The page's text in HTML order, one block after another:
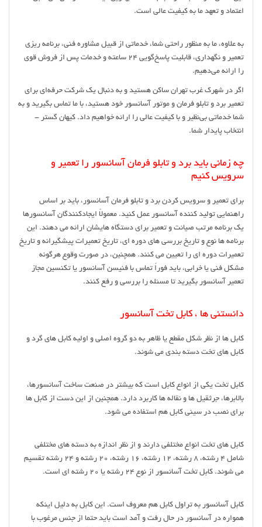
اعتماد و تعهد ما به کیفیت عالی است.
به علاوه، ما به منظور راحتی شما، خدماتی از قبیل مشاوره فنی، برنامه ریزی
تعمیر و نگهداری، قابلیت پاسخ‌گویی ۲۴ ساعته و خدمات پس از فروش قوی
را ارائه می‌دهیم.
اگر در شهرک غرب تهران ساکن هستید و به دنبال یک شرکت حرفه‌ای برای
تعمیر برد و تابلو فرمان و موتور آسانسور خود هستید، با ما تماس بگیرید و به
شما خدماتی بی‌نظیر و با کیفیت عالی را ارائه خواهیم داد. کیهان گستر -
انتخاب پایدار شما.
چه زمانی باید برد و تابلو فرمان آسانسور را تعمیر و
سرویس کنیم
برای تعمیر و سرویس کردن برد و تابلو فرمان آسانسور، باید بر اساس
راهنمایی تولید کننده آسانسور عمل کنید. معمولاً ایجادکنندگان آسانسورها
یک برنامه مرتب صیانت و تعمیر برای دستگاه هایشان ارائه می دهند. این
برنامه ها نوع و تاریخ بررسی های دوره ای، تاریخ تعمیرات پیشگیرانه و تاریخ
تعمیرات دوره ای را تعیین می کنند. همچنین، در صورت وقوع هرگونه
مشکل فنی یا خرابی، باید فوراً تماس با فنیسن آسانسور یا تکنسین مجاز
تعمیر آسانسور بگیرید تا مسئله را بررسی و رفع کنند.
دانستنی ها ، کابل تخت آسانسور
کابل ها از نظر شکل مقطع یا ظاهر به دو گروه اصلی و اولیه کابل های گرد و
کابل های تخت دسته بندی می شوند.
کابل تخت یکی از انواع کابل است که بیشتر در صنعت ساخت آسانسورها،
بالابرها، جرثقیل ها و نقاله ها کاربرد دارد. همچنین از این دست از کابل ها
برای نصب در سینی کابل هم استفاده می شود.
کابل های تخت انواع مختلفی دارند و از نظر اندازه به دسته های مختلفی
شامل 4 رشته، ٨ رشته، ١٢ رشته، ١٦ رشته، ٢٠ رشته و ٢٤ رشته تقسیم
می شوند. کابل تخت آسانسور از نوع 24 رشته یا 20 رشته ای است.
کابل آسانسور به تراول کابل هم معروف است. این کابل به دلیل اینکه
همواره در آسانسور در حال رفت و آمد است باید حتما از جنس مرغوب با